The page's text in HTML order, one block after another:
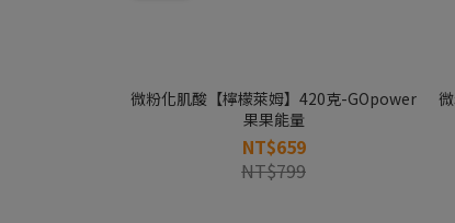
微粉化肌酸【檸檬萊姆】420克-GOpower
果果能量
NT$659
NT$799